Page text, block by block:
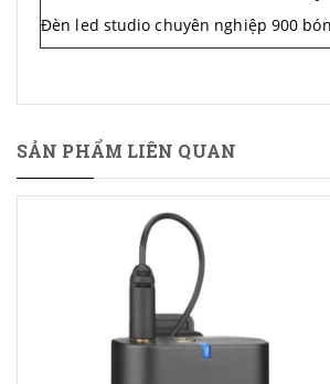
Đèn led studio chuyên nghiệp 900
SẢN PHẨM LIÊN QUAN